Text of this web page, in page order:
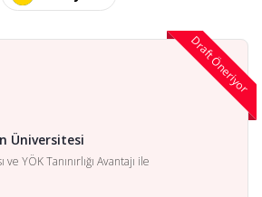
Draft Öneriyor
Üniversitesi
ve YÖK Tanınırlığı Avantajı ile